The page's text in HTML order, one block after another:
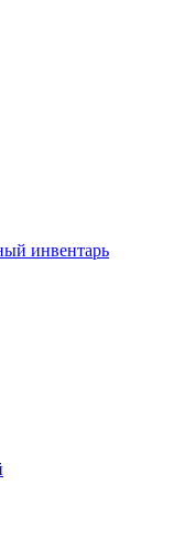
инвентарь